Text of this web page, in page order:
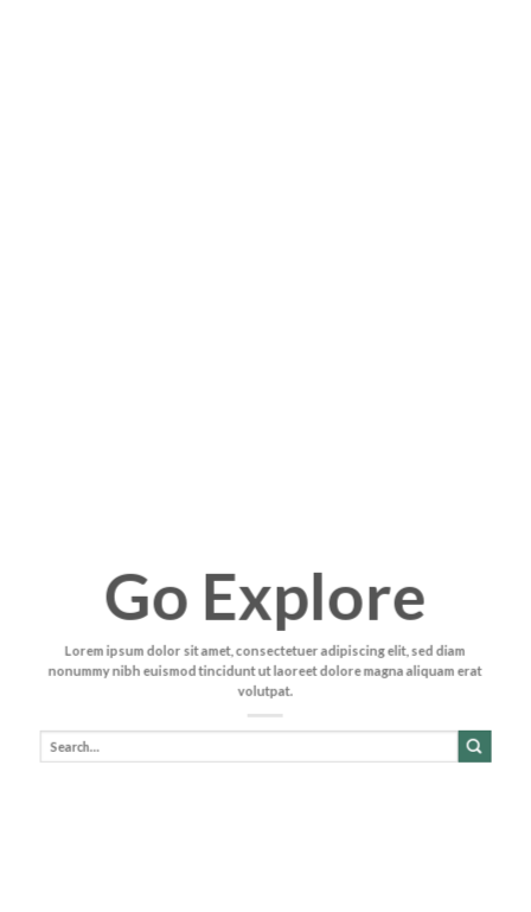
Go Explore
Lorem ipsum dolor sit amet, consectetuer adipiscing elit, sed diam
nonummy nibh euismod tincidunt ut laoreet dolore magna aliquam erat
volutpat.